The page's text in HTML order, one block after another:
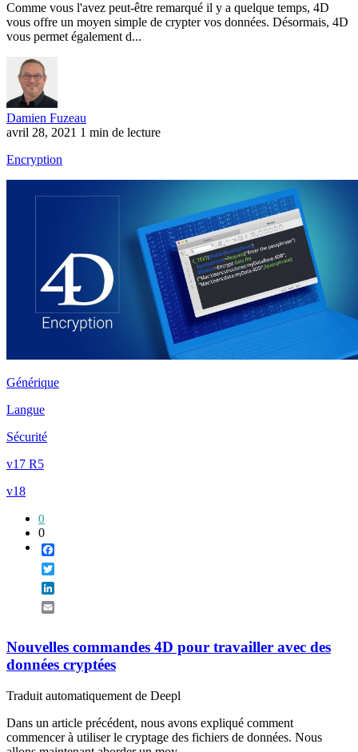
Comme vous l'avez peut-être remarqué il y a quelque temps, 4D
vous offre un moyen simple de crypter vos données. Désormais, 4D
vous permet également d...
Damien Fuzeau
avril 28, 2021 1 min de lecture
Encryption
Générique
Langue
Sécurité
v17 R5
v18
0
0
Nouvelles commandes 4D pour travailler avec des
données cryptées
Traduit automatiquement de Deepl
Dans un article précédent, nous avons expliqué comment
commencer à utiliser le cryptage des fichiers de données. Nous